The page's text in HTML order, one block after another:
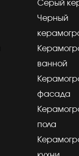
Серый
Черный
ванной
фасада
пола